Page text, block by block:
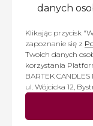
danych
Klikając przycisk
zapoznanie się z
Twoich danych
korzystania
BARTEK
ul. Wójcicka 12,